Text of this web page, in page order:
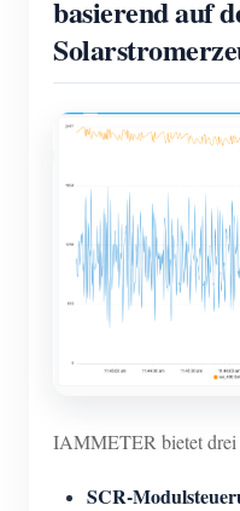
basierend auf
IAMMETER bietet drei
SCR-